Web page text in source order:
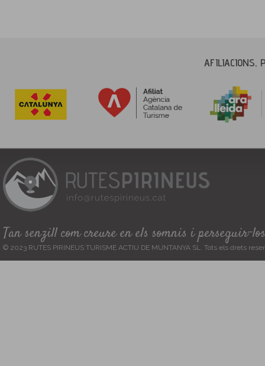
AFILIACIONS,
Tan senzill com creure en els somnis i perseguir-los
© 2023 RUTES PIRINEUS TURISME ACTIU DE MUNTANYA SL. Tots els drets